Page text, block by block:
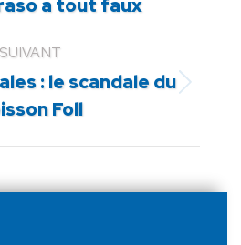
:
a tout faux
SUIVANT
Article
suivant
: le scandale du
Foll